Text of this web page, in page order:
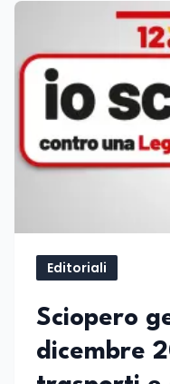
Editoriali
Sciopero
dicembre